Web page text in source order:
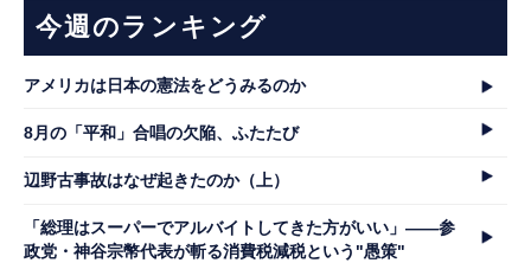
今週のランキング
アメリカは日本の憲法をどうみるのか
8月の「平和」合唱の欠陥、ふたたび
辺野古事故はなぜ起きたのか（上）
「総理はスーパーでアルバイトしてきた方がいい」――参
政党・神谷宗幣代表が斬る消費税減税という"愚策"